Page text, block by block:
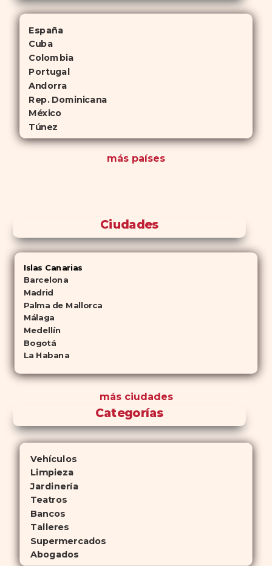
España
Cuba
Colombia
Portugal
Andorra
Rep. Dominicana
México
Túnez
más países
Ciudades
Islas Canarias
Barcelona
Madrid
Palma de Mallorca
Málaga
Medellín
Bogotá
La Habana
más ciudades
Categorías
Vehículos
Limpieza
Jardinería
Teatros
Bancos
Talleres
Supermercados
Abogados